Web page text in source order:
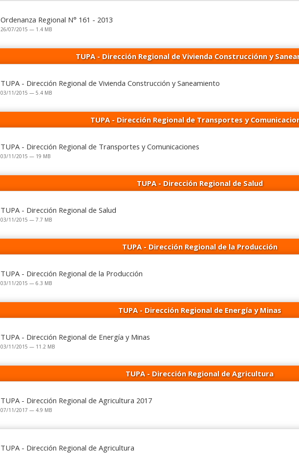
Ordenanza Regional N° 161 - 2013
26/07/2015 — 1.4 MB
TUPA - Dirección Regional de Vivienda Construcciónn y
TUPA - Dirección Regional de Vivienda Construcción y Saneamiento
03/11/2015 — 5.4 MB
TUPA - Dirección Regional de Transportes y
TUPA - Dirección Regional de Transportes y Comunicaciones
03/11/2015 — 19 MB
TUPA - Dirección Regional de Salud
TUPA - Dirección Regional de Salud
03/11/2015 — 7.7 MB
TUPA - Dirección Regional de la Producción
TUPA - Dirección Regional de la Producción
03/11/2015 — 6.3 MB
TUPA - Dirección Regional de Energía y Minas
TUPA - Dirección Regional de Energía y Minas
03/11/2015 — 11.2 MB
TUPA - Dirección Regional de Agricultura
TUPA - Dirección Regional de Agricultura 2017
07/11/2017 — 4.9 MB
TUPA - Dirección Regional de Agricultura